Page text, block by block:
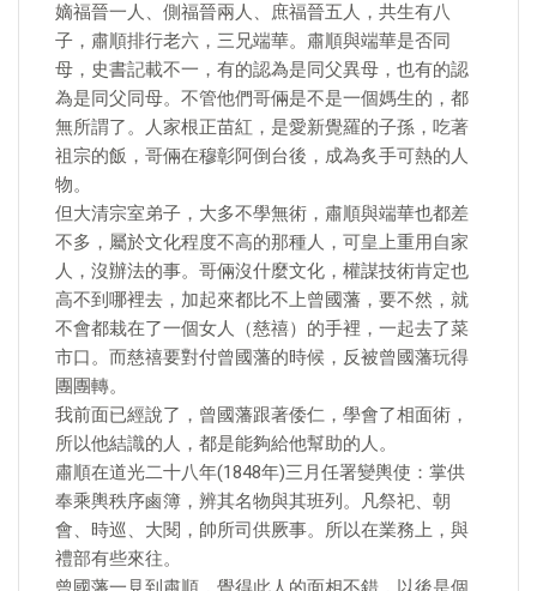
嫡福晉一人、側福晉兩人、庶福晉五人，共生有八
子，肅順排行老六，三兄端華。肅順與端華是否同
母，史書記載不一，有的認為是同父異母，也有的認
為是同父同母。不管他們哥倆是不是一個媽生的，都
無所謂了。人家根正苗紅，是愛新覺羅的子孫，吃著
祖宗的飯，哥倆在穆彰阿倒台後，成為炙手可熱的人
物。
但大清宗室弟子，大多不學無術，肅順與端華也都差
不多，屬於文化程度不高的那種人，可皇上重用自家
人，沒辦法的事。哥倆沒什麼文化，權謀技術肯定也
高不到哪裡去，加起來都比不上曾國藩，要不然，就
不會都栽在了一個女人（慈禧）的手裡，一起去了菜
市口。而慈禧要對付曾國藩的時候，反被曾國藩玩得
團團轉。
我前面已經說了，曾國藩跟著倭仁，學會了相面術，
所以他結識的人，都是能夠給他幫助的人。
肅順在道光二十八年(1848年)三月任署變輿使：掌供
奉乘輿秩序鹵簿，辨其名物與其班列。凡祭祀、朝
會、時巡、大閱，帥所司供厥事。所以在業務上，與
禮部有些來往。